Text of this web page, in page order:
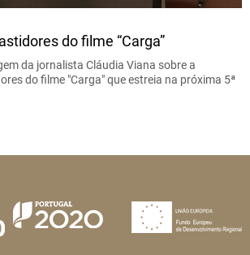
do filme “Carga”
da jornalista Cláudia Viana sobre a
do filme "Carga" que estreia na próxima 5ª